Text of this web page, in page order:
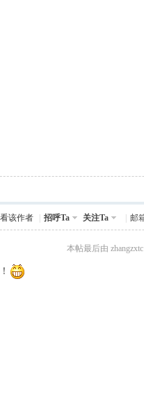
该作者 招呼Ta 关注Ta 邮
本帖最后由